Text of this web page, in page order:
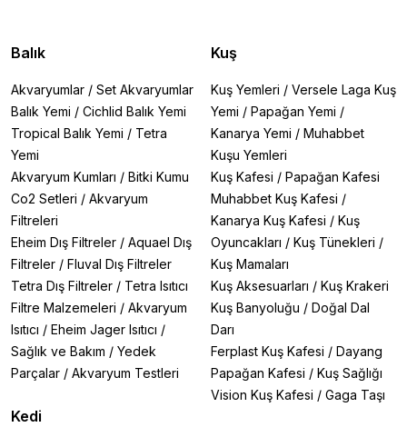
Balık
Akvaryumlar / Set Akvaryumlar
Balık Yemi / Cichlid Balık Yemi
Tropical Balık Yemi / Tetra
Yemi
Akvaryum Kumları / Bitki Kumu
Co2 Setleri / Akvaryum
Filtreleri
Eheim Dış Filtreler / Aquael Dış
Filtreler / Fluval Dış Filtreler
Tetra Dış Filtreler / Tetra Isıtıcı
Filtre Malzemeleri / Akvaryum
Isıtıcı / Eheim Jager Isıtıcı /
Sağlık ve Bakım / Yedek
Parçalar / Akvaryum Testleri
Kedi
Kuş
Kuş Yemleri / Versele Laga Kuş
Yemi / Papağan Yemi /
Kanarya Yemi / Muhabbet
Kuşu Yemleri
Kuş Kafesi / Papağan Kafesi
Muhabbet Kuş Kafesi /
Kanarya Kuş Kafesi / Kuş
Oyuncakları / Kuş Tünekleri /
Kuş Mamaları
Kuş Aksesuarları / Kuş Krakeri
Kuş Banyoluğu / Doğal Dal
Darı
Ferplast Kuş Kafesi / Dayang
Papağan Kafesi / Kuş Sağlığı
Vision Kuş Kafesi / Gaga Taşı